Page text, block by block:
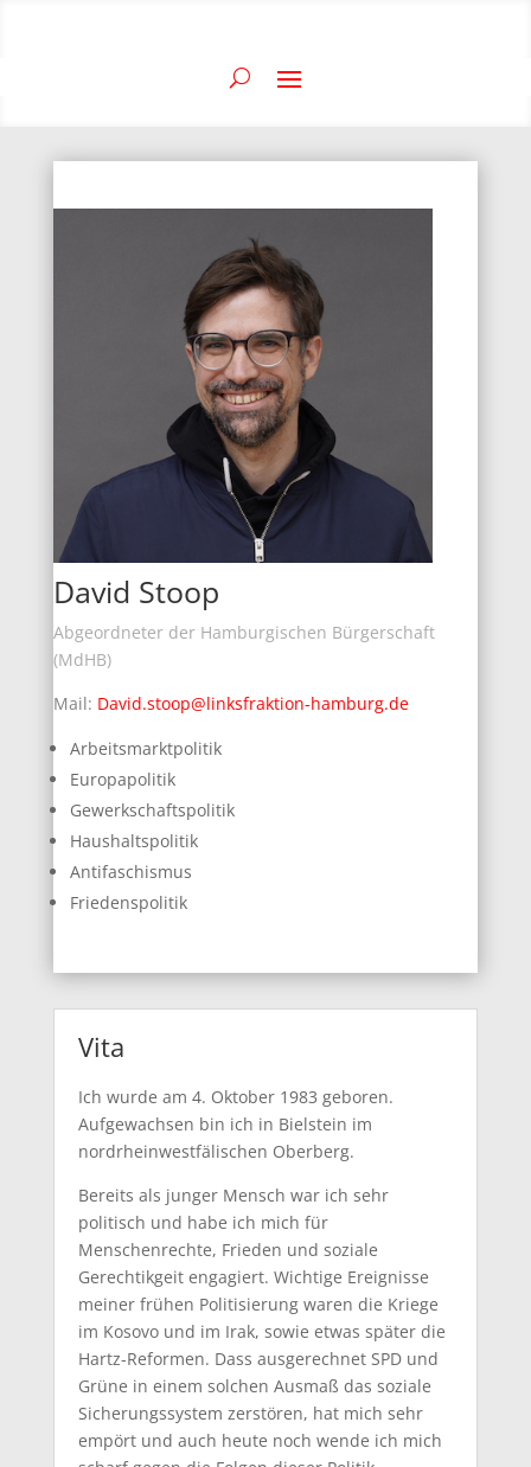
David Stoop
Abgeordneter der Hamburgischen Bürgerschaft
(MdHB)
Mail: David.stoop@linksfraktion-hamburg.de
Arbeitsmarktpolitik
Europapolitik
Gewerkschaftspolitik
Haushaltspolitik
Antifaschismus
Friedenspolitik
Vita
Ich wurde am 4. Oktober 1983 geboren.
Aufgewachsen bin ich in Bielstein im
nordrheinwestfälischen Oberberg.
Bereits als junger Mensch war ich sehr
politisch und habe ich mich für
Menschenrechte, Frieden und soziale
Gerechtikgeit engagiert. Wichtige Ereignisse
meiner frühen Politisierung waren die Kriege
im Kosovo und im Irak, sowie etwas später die
Hartz-Reformen. Dass ausgerechnet SPD und
Grüne in einem solchen Ausmaß das soziale
Sicherungssystem zerstören, hat mich sehr
empört und auch heute noch wende ich mich